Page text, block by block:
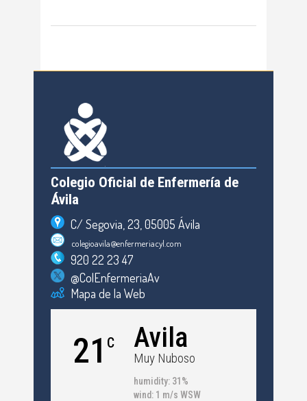
Colegio Oficial de Enfermería de
Ávila
C/ Segovia, 23, 05005 Ávila
colegioavila@enfermeriacyl.com
920 22 23 47
@ColEnfermeriaAv
Mapa de la Web
21 C Avila
Muy Nuboso
humidity: 31%
wind: 1 m/s WSW